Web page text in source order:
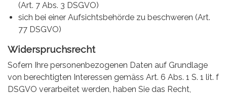
(Art. 7 Abs. 3 DSGVO)
sich bei einer Aufsichtsbehörde zu beschweren (Art.
77 DSGVO)
Widerspruchsrecht
Sofern Ihre personenbezogenen Daten auf Grundlage
von berechtigten Interessen gemäss Art. 6 Abs. 1 S. 1 lit. f
DSGVO verarbeitet werden, haben Sie das Recht,